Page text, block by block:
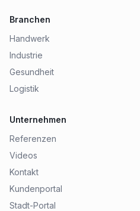
Branchen
Handwerk
Industrie
Gesundheit
Logistik
Unternehmen
Referenzen
Videos
Kontakt
Kundenportal
Stadt-Portal